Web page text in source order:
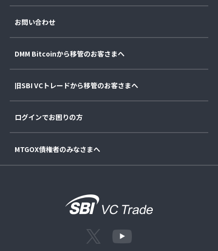
お問い合わせ
DMM Bitcoinから移管のお客さまへ
旧SBI VCトレードから移管のお客さまへ
ログインでお困りの方
MTGOX債権者のみなさまへ